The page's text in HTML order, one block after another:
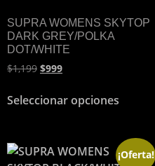
SUPRA WOMENS SKYTOP
DARK GREY/POLKA
DOT/WHITE
$1,199 $999
Seleccionar opciones
¡Oferta!